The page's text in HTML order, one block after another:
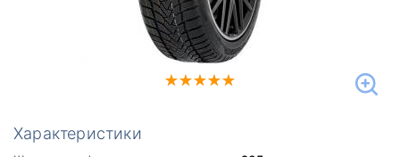
Характеристики